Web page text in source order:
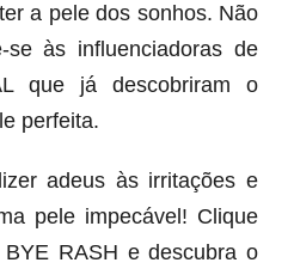
a pele dos sonhos. Não
às influenciadoras de
que já descobriram o
perfeita.
adeus às irritações e
pele impecável! Clique
RASH e descubra o